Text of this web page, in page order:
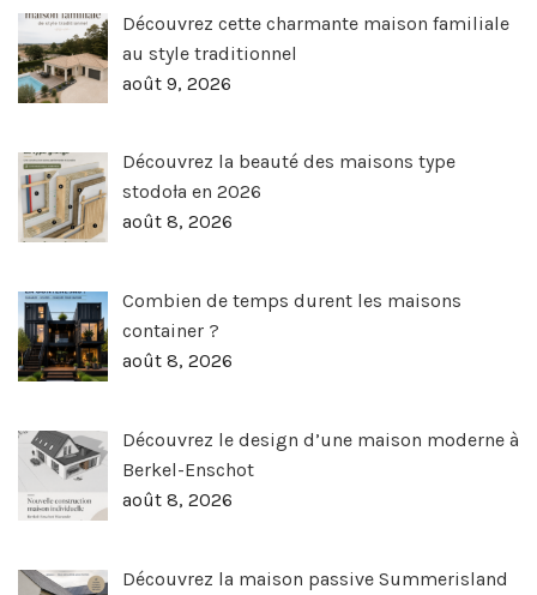
Découvrez cette charmante maison familiale
au style traditionnel
août 9, 2026
Découvrez la beauté des maisons type
stodoła en 2026
août 8, 2026
Combien de temps durent les maisons
container ?
août 8, 2026
Découvrez le design d’une maison moderne à
Berkel-Enschot
août 8, 2026
Découvrez la maison passive Summerisland